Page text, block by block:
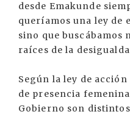
desde Emakunde
queríamos una ley de
sino que buscábamos
raíces de la
Según la ley de
de presencia
Gobierno son